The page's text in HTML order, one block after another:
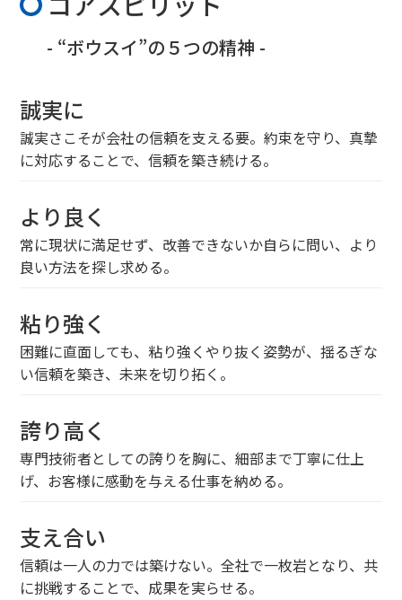
- “ボウスイ”の５つの精神 -
誠実に
誠実さこそが会社の信頼を支える要。約束を守り、真摯
に対応することで、信頼を築き続ける。
より良く
常に現状に満足せず、改善できないか自らに問い、より
良い方法を探し求める。
粘り強く
困難に直面しても、粘り強くやり抜く姿勢が、揺るぎな
い信頼を築き、未来を切り拓く。
誇り高く
専門技術者としての誇りを胸に、細部まで丁寧に仕上
げ、お客様に感動を与える仕事を納める。
支え合い
信頼は一人の力では築けない。全社で一枚岩となり、共
に挑戦することで、成果を実らせる。